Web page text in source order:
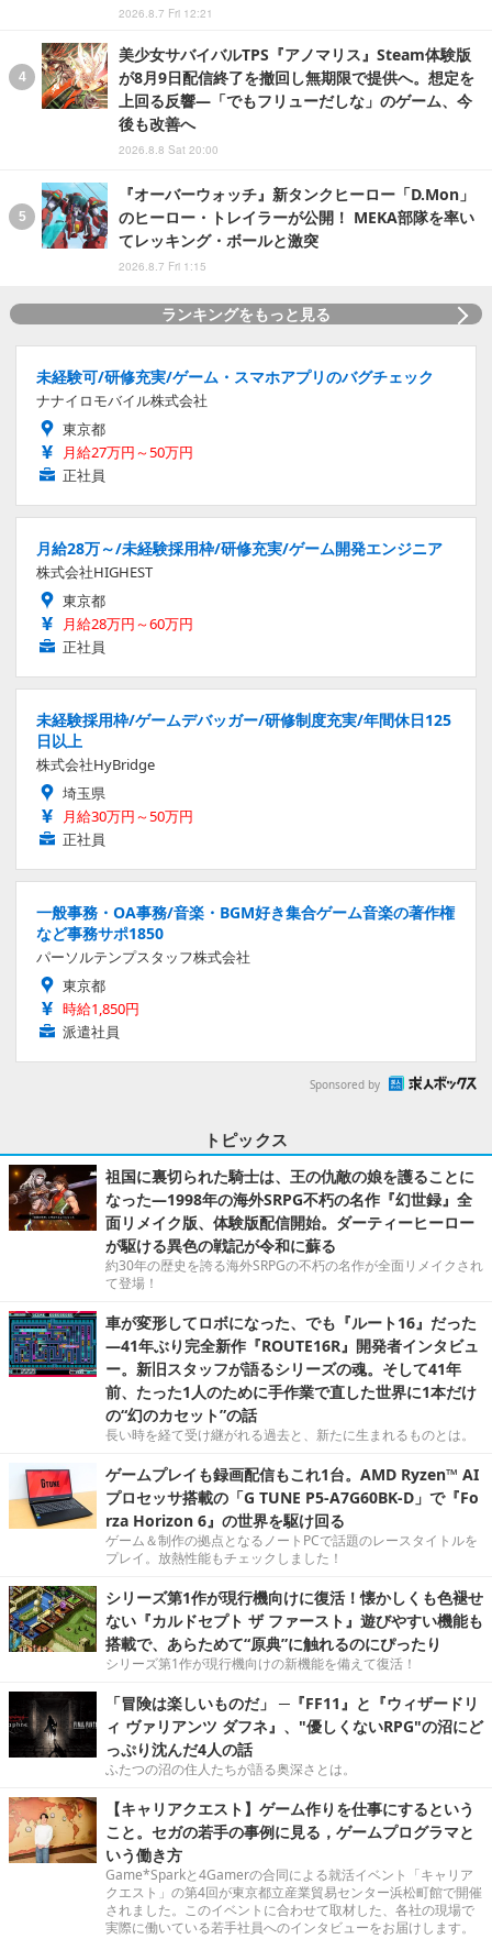
2026.8.7 Fri 12:21
美少女サバイバルTPS『アノマリス』Steam体験版
が8月9日配信終了を撤回し無期限で提供へ。想定を
上回る反響―「でもフリューだしな」のゲーム、今
後も改善へ
2026.8.8 Sat 20:00
『オーバーウォッチ』新タンクヒーロー「D.Mon」
のヒーロー・トレイラーが公開！ MEKA部隊を率い
てレッキング・ボールと激突
2026.8.7 Fri 1:15
ランキングをもっと見る
未経験可/研修充実/ゲーム・スマホアプリのバグチェック
ナナイロモバイル株式会社
東京都
月給27万円～50万円
正社員
月給28万～/未経験採用枠/研修充実/ゲーム開発エンジニア
株式会社HIGHEST
東京都
月給28万円～60万円
正社員
未経験採用枠/ゲームデバッガー/研修制度充実/年間休日125
日以上
株式会社HyBridge
埼玉県
月給30万円～50万円
正社員
一般事務・OA事務/音楽・BGM好き集合ゲーム音楽の著作権
など事務サポ1850
パーソルテンプスタッフ株式会社
東京都
時給1,850円
派遣社員
Sponsored by
トピックス
祖国に裏切られた騎士は、王の仇敵の娘を護ることに
なった―1998年の海外SRPG不朽の名作『幻世録』全
面リメイク版、体験版配信開始。ダーティーヒーロー
が駆ける異色の戦記が令和に蘇る
約30年の歴史を誇る海外SRPGの不朽の名作が全面リメイクされ
て登場！
車が変形してロボになった、でも『ルート16』だった
―41年ぶり完全新作『ROUTE16R』開発者インタビュ
ー。新旧スタッフが語るシリーズの魂。そして41年
前、たった1人のために手作業で直した世界に1本だけ
の“幻のカセット”の話
長い時を経て受け継がれる過去と、新たに生まれるものとは。
ゲームプレイも録画配信もこれ1台。AMD Ryzen™ AI
プロセッサ搭載の「G TUNE P5-A7G60BK-D」で『Fo
rza Horizon 6』の世界を駆け回る
ゲーム＆制作の拠点となるノートPCで話題のレースタイトルを
プレイ。放熱性能もチェックしました！
シリーズ第1作が現行機向けに復活！懐かしくも色褪せ
ない『カルドセプト ザ ファースト』遊びやすい機能も
搭載で、あらためて“原典”に触れるのにぴったり
シリーズ第1作が現行機向けの新機能を備えて復活！
「冒険は楽しいものだ」 ─『FF11』と『ウィザードリ
ィ ヴァリアンツ ダフネ』、"優しくないRPG"の沼にど
っぷり沈んだ4人の話
ふたつの沼の住人たちが語る奥深さとは。
【キャリアクエスト】ゲーム作りを仕事にするという
こと。セガの若手の事例に見る，ゲームプログラマと
いう働き方
Game*Sparkと4Gamerの合同による就活イベント「キャリア
クエスト」の第4回が東京都立産業貿易センター浜松町館で開催
されました。このイベントに合わせて取材した、各社の現場で
実際に働いている若手社員へのインタビューをお届けします。